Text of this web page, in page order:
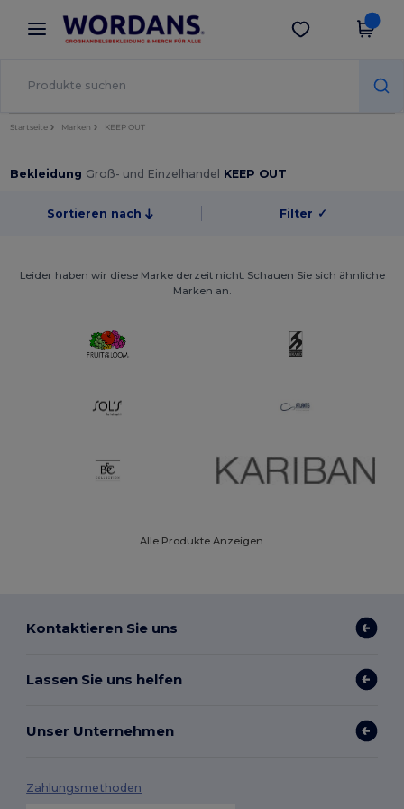
× Wordans App
Bessere Preise in der App!
App holen
Startseite Marken KEEP OUT
Bekleidung Groß- und Einzelhandel KEEP OUT
Sortieren nach Filter ✓
Leider haben wir diese Marke derzeit nicht. Schauen Sie sich ähnliche
Marken an.
Alle Produkte Anzeigen.
Kontaktieren Sie uns
Lassen Sie uns helfen
Unser Unternehmen
Zahlungsmethoden